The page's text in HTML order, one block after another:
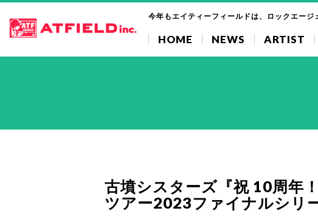
今年もエイティーフィールドは、ロックエージ
HOME NEWS ARTIST
古墳シスターズ『祝 10周年
ツアー2023ファイナルシリ